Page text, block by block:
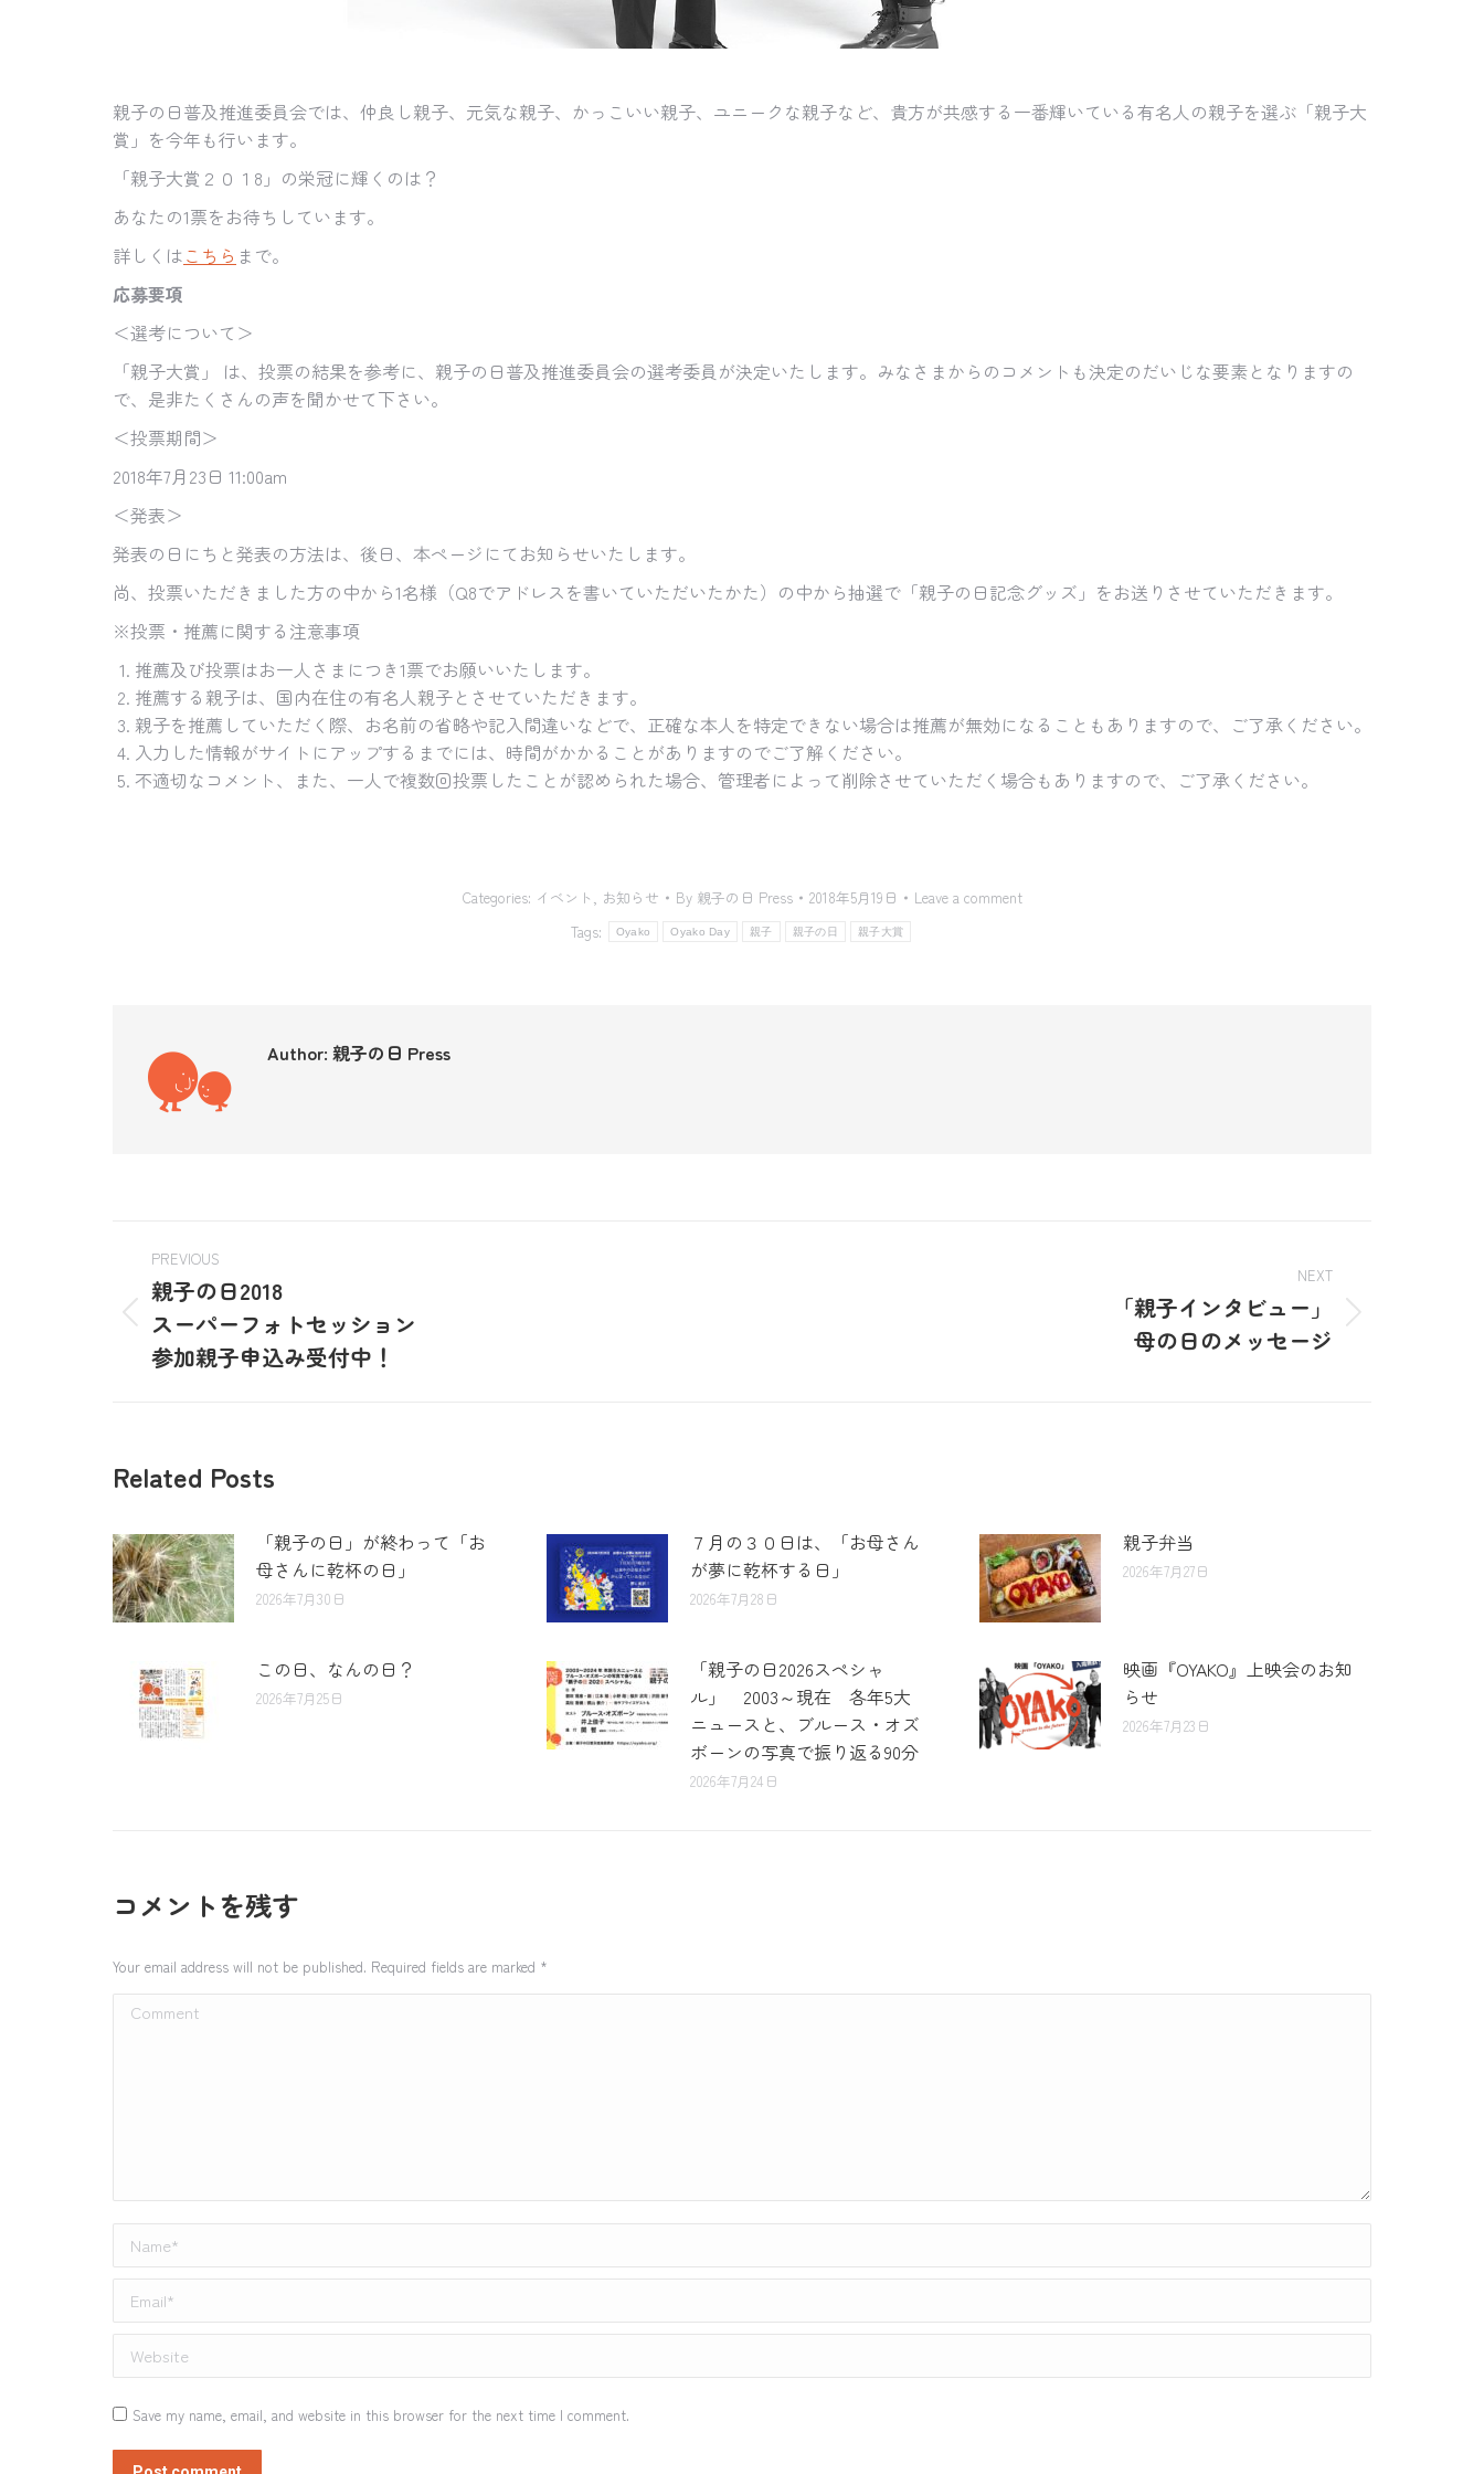
親子の日普及推進委員会では、仲良し親子、元気な親子、かっこいい親子、ユニークな親子など、貴方が共感する一番輝いている有名人の親子を選ぶ「親子大
賞」を今年も行います。
「親子大賞 ２０１8 」 の栄冠に輝くのは？
あなたの1票をお待ちしています。
詳しくはこちら まで。
応募要項
＜選考について＞
「親子大賞」 は、投票の結果を参考に、親子の日普及推進委員会の選考委員が決定いたします。みなさまからのコメントも決定のだいじな要素となりますの
で、是非たくさんの声を聞かせて下さい。
＜投票期間＞
2018年7月23日 11:00am
＜発表＞
発表の日にちと発表の方法は、後日、本ページにてお知らせいたします。
尚、投票いただきました方の中から1名様（Q8でアドレスを書いていただいたかた）の中から抽選で「親子の日記念グッズ」をお送りさせていただきます。
※投票・推薦に関する注意事項
推薦及び投票はお一人さまにつき1票でお願いいたします。
推薦する親子は、国内在住の有名人親子とさせていただきます。
親子を推薦していただく際、お名前の省略や記入間違いなどで、正確な本人を特定できない場合は推薦が無効になることもありますので、ご了承ください。
入力した情報がサイトにアップするまでには、時間がかかることがありますのでご了解ください。
不適切なコメント、また、一人で複数回投票したことが認められた場合、管理者によって削除させていただく場合もありますので、ご了承ください。
Categories: イベント , お知らせ By 親子の日 Press 2018年5月19日
Leave a comment
Tags:
Oyako Oyako Day 親子 親子の日 親子大賞
Author: 親子の日 Press
PREVIOUS
親子の日2018
スーパーフォトセッション
参加親子申込み受付中！
NEXT
「親子インタビュー」
母の日のメッセージ
Related Posts
「親子の日」が終わって「お
母さんに乾杯の日」
2026年7月30日
７月の３０日は、「お母さん
が夢に乾杯する日」
2026年7月28日
親子弁当
2026年7月27日
この日、なんの日？
2026年7月25日
「親子の日2026スペシャ
ル」 2003～現在 各年5大
ニュースと、ブルース・オズ
ボーンの写真で振り返る90分
2026年7月24日
映画『OYAKO』上映会のお知
らせ
2026年7月23日
コメントを残す
Your email address will not be published. Required fields are marked *
Comment
Name *
Email *
Website
Save my name, email, and website in this browser for the next time I comment.